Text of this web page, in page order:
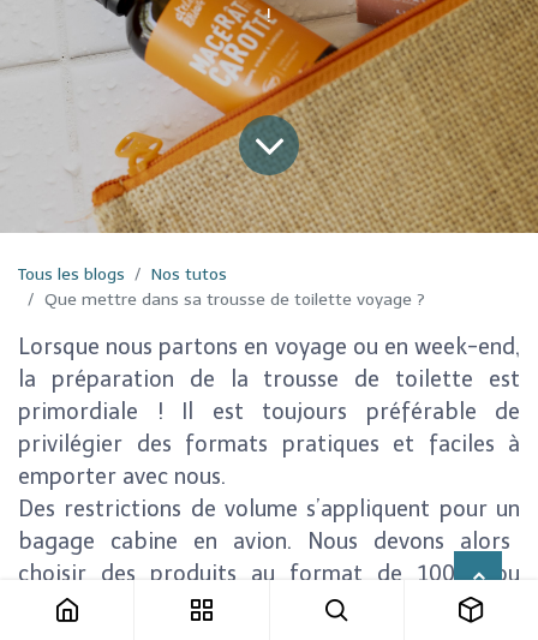
!
Tous les blogs
Nos tutos
Que mettre dans sa trousse de toilette voyage ?
Lorsque nous partons en voyage ou en week-end,
la préparation de la trousse de toilette est
primordiale ! Il est toujours préférable de
privilégier des formats pratiques et faciles à
emporter avec nous.
Des restrictions de volume s’appliquent pour un
bagage cabine en avion. Nous devons alors
choisir des produits au format de 100ml ou
moins.